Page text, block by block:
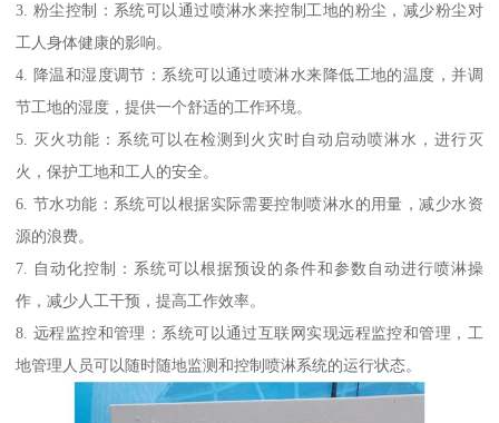
3. 粉尘控制：系统可以通过喷淋水来控制工地的粉尘，减少粉尘对
工人身体健康的影响。
4. 降温和湿度调节：系统可以通过喷淋水来降低工地的温度，并调
节工地的湿度，提供一个舒适的工作环境。
5. 灭火功能：系统可以在检测到火灾时自动启动喷淋水，进行灭
火，保护工地和工人的安全。
6. 节水功能：系统可以根据实际需要控制喷淋水的用量，减少水资
源的浪费。
7. 自动化控制：系统可以根据预设的条件和参数自动进行喷淋操
作，减少人工干预，提高工作效率。
8. 远程监控和管理：系统可以通过互联网实现远程监控和管理，工
地管理人员可以随时随地监测和控制喷淋系统的运行状态。